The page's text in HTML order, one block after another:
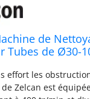
de
Tubes de Ø30-
de Tube,
effort les
Zelcan est